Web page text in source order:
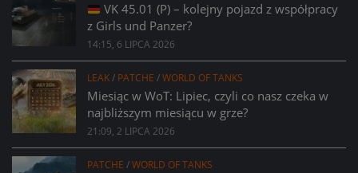
VK 45.01 (P) – kolejny pojazd z współpracy
z Girls und Panzer?
14:15, 6 LIPCA 2026
LEAK/ PATCHE /WORLD OF TANKS
Miesiąc w WoT: Lipiec, czyli co nasz czeka w
najbliższym miesiącu w grze?
21:09, 2 LIPCA 2026
PATCHE /WORLD OF TANKS